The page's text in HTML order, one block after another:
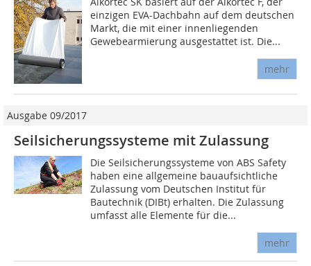
einzigen EVA-Dachbahn auf dem deutschen
Markt, die mit einer innenliegenden
Gewebearmierung ausgestattet ist. Die...
mehr
Ausgabe 09/2017
Seilsicherungssysteme mit Zulassung
Die Seilsicherungssysteme von ABS Safety
haben eine allgemeine bauaufsichtliche
Zulassung vom Deutschen Institut für
Bautechnik (DIBt) erhalten. Die Zulassung
umfasst alle Elemente für die...
mehr